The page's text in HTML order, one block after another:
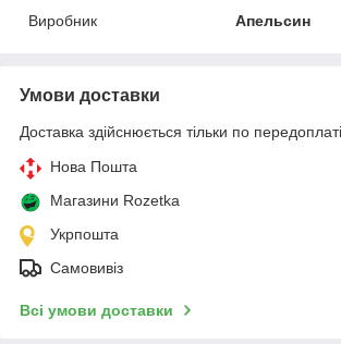
Виробник
Апельсин
Умови доставки
Доставка здійснюється тільки по передоплаті.
Нова Пошта
Магазини Rozetka
Укрпошта
Самовивіз
Всі умови доставки